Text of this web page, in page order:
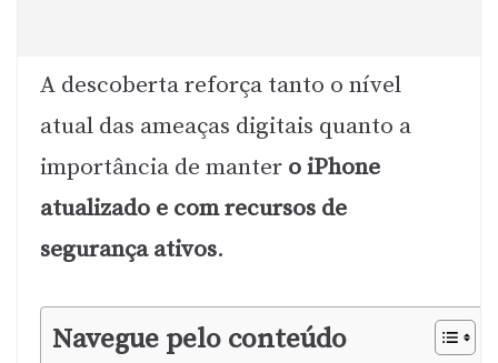
A descoberta reforça tanto o nível
atual das ameaças digitais quanto a
importância de manter o iPhone
atualizado e com recursos de
segurança ativos.
Navegue pelo conteúdo